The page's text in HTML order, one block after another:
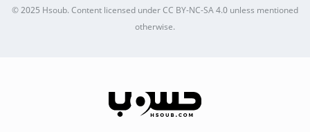
© 2025Hsoub.Content licensed underCC BY-NC-SA 4.0unless mentioned
otherwise.